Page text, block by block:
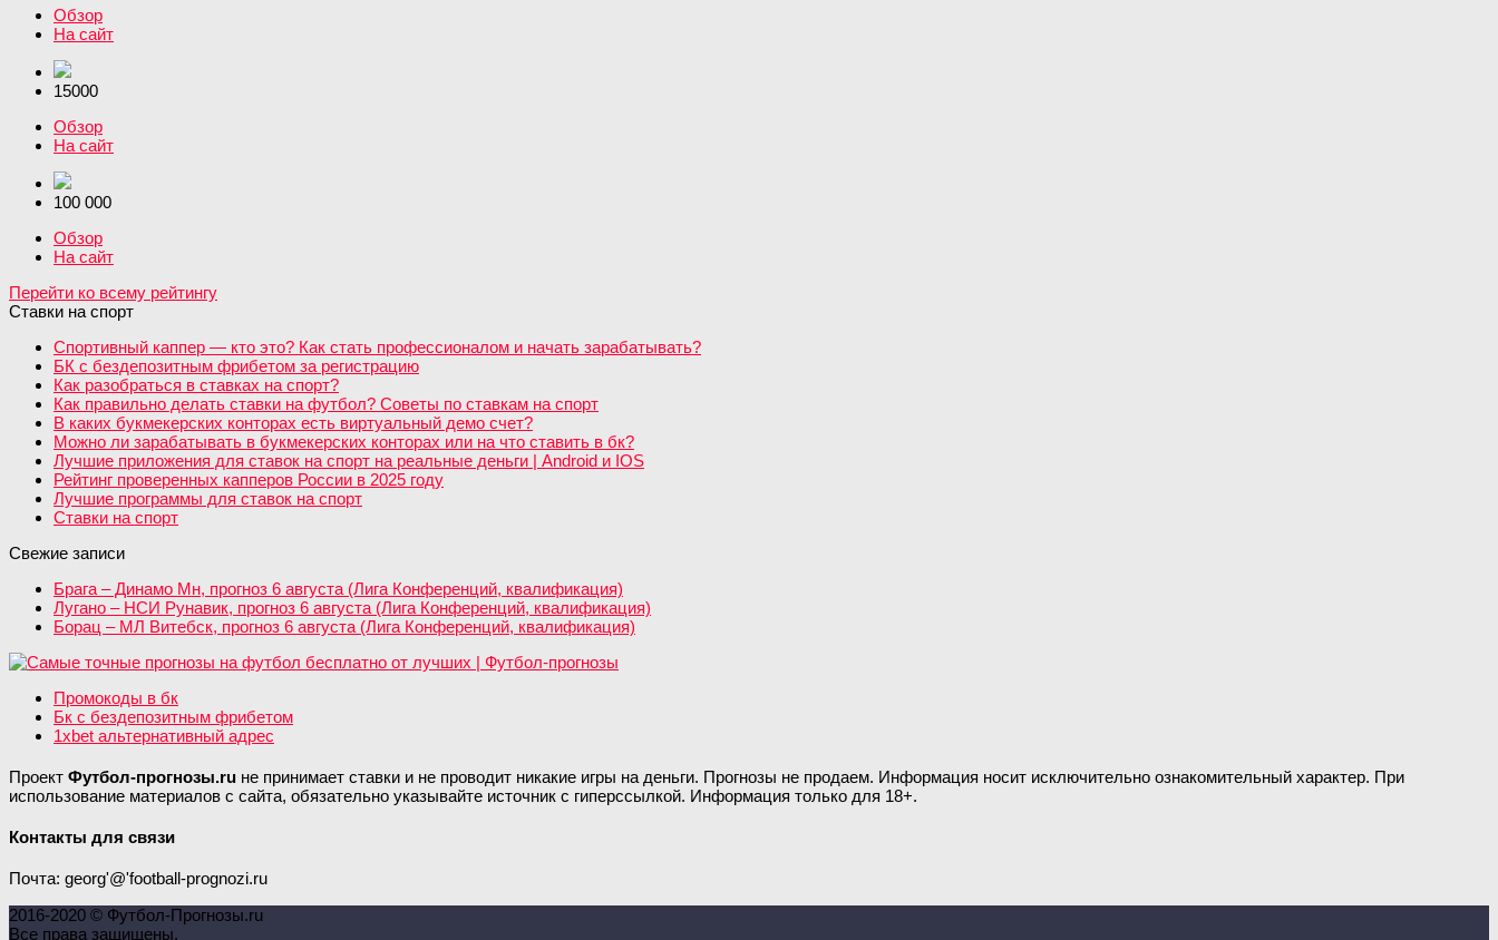
Обзор
На сайт
15000
Обзор
На сайт
100 000
Обзор
На сайт
Перейти ко всему рейтингу
Ставки на спорт
Спортивный каппер — кто это? Как стать профессионалом и начать зарабатывать?
БК с бездепозитным фрибетом за регистрацию
Как разобраться в ставках на спорт?
Как правильно делать ставки на футбол? Советы по ставкам на спорт
В каких букмекерских конторах есть виртуальный демо счет?
Можно ли зарабатывать в букмекерских конторах или на что ставить в бк?
Лучшие приложения для ставок на спорт на реальные деньги | Android и IOS
Рейтинг проверенных капперов России в 2025 году
Лучшие программы для ставок на спорт
Ставки на спорт
Свежие записи
Брага – Динамо Мн, прогноз 6 августа (Лига Конференций, квалификация)
Лугано – НСИ Рунавик, прогноз 6 августа (Лига Конференций, квалификация)
Борац – МЛ Витебск, прогноз 6 августа (Лига Конференций, квалификация)
Промокоды в бк
Бк с бездепозитным фрибетом
1xbet альтернативный адрес
Проект Футбол-прогнозы.ru не принимает ставки и не проводит никакие игры на деньги. Прогнозы не продаем. Информация носит исключительно ознакомительный характер. При
использование материалов с сайта, обязательно указывайте источник с гиперссылкой. Информация только для 18+.
Контакты для связи
Почта: georg'@'football-prognozi.ru
2016-2020 © Футбол-Прогнозы.ru
Все права защищены.